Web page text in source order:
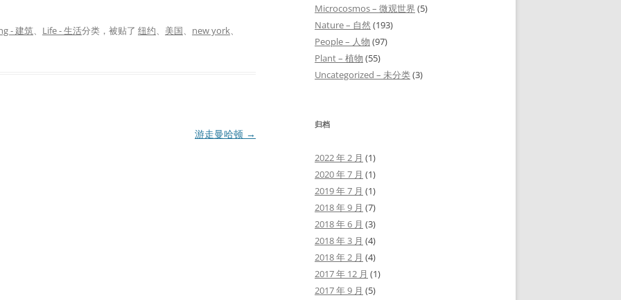
- 建筑、 Life - 生活分类，被贴了 纽约、 美国、 new york、
游走曼哈顿 →
Microcosmos – 微观世界 (5)
Nature – 自然 (193)
People – 人物 (97)
Plant – 植物 (55)
Uncategorized – 未分类(3)
归档
2022 年 2 月 (1)
2020 年 7 月 (1)
2019 年 7 月 (1)
2018 年 9 月 (7)
2018 年 6 月 (3)
2018 年 3 月 (4)
2018 年 2 月 (4)
2017 年 12 月 (1)
2017 年 9 月 (5)